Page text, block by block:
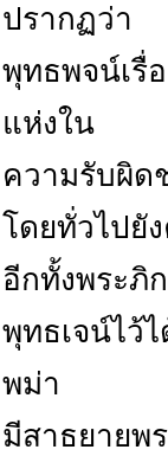
ปรากฏว่า
พุทธพจน์เรื่
แห่งใน
ความรับผิ
โดยทั่วไปยั
อีกทั้งพระภิ
พุทธเจน์ไว้
พม่า
มีสาธยายพ